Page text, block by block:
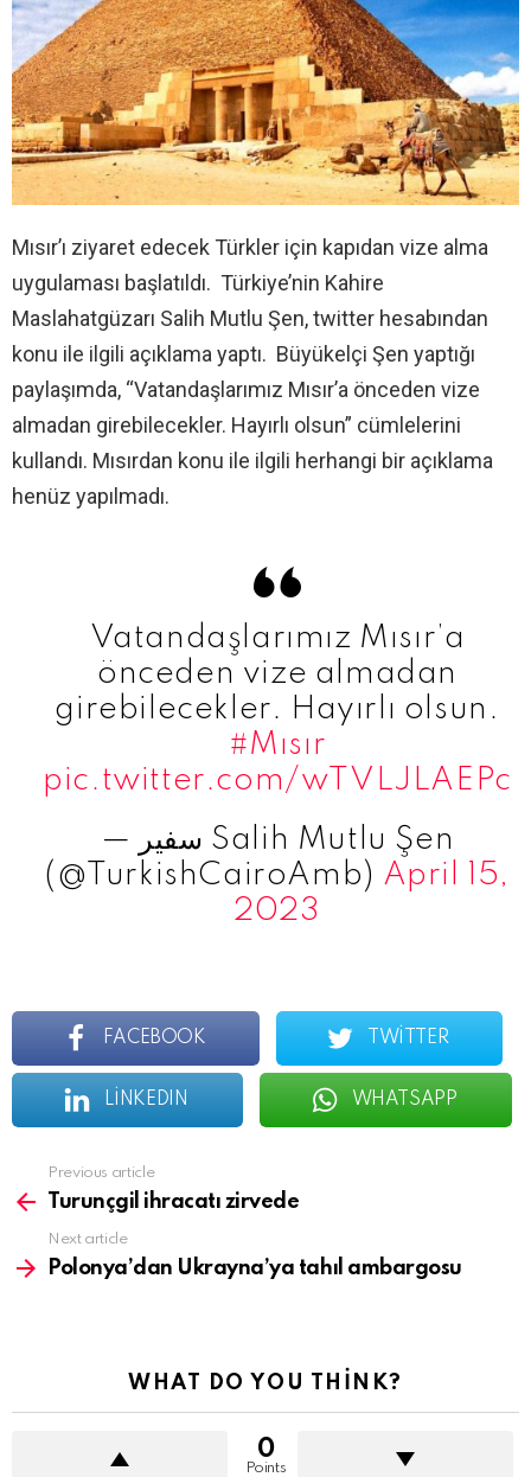
Mısır’ı ziyaret edecek Türkler için kapıdan vize alma
uygulaması başlatıldı. Türkiye’nin Kahire
Maslahatgüzarı Salih Mutlu Şen, twitter hesabından
konu ile ilgili açıklama yaptı. Büyükelçi Şen yaptığı
paylaşımda, “Vatandaşlarımız Mısır’a önceden vize
almadan girebilecekler. Hayırlı olsun” cümlelerini
kullandı. Mısırdan konu ile ilgili herhangi bir açıklama
henüz yapılmadı.
Vatandaşlarımız Mısır’a
önceden vize almadan
girebilecekler. Hayırlı olsun.
#Mısır
pic.twitter.com/wTVLJLAEPc
— سفير Salih Mutlu Şen
(@TurkishCairoAmb) April 15,
2023
FACEBOOK TWITTER
LINKEDIN WHATSAPP
more
Previous article
Turunçgil ihracatı zirvede
Next article
Polonya’dan Ukrayna’ya tahıl ambargosu
WHAT DO YOU THINK?
0
Points